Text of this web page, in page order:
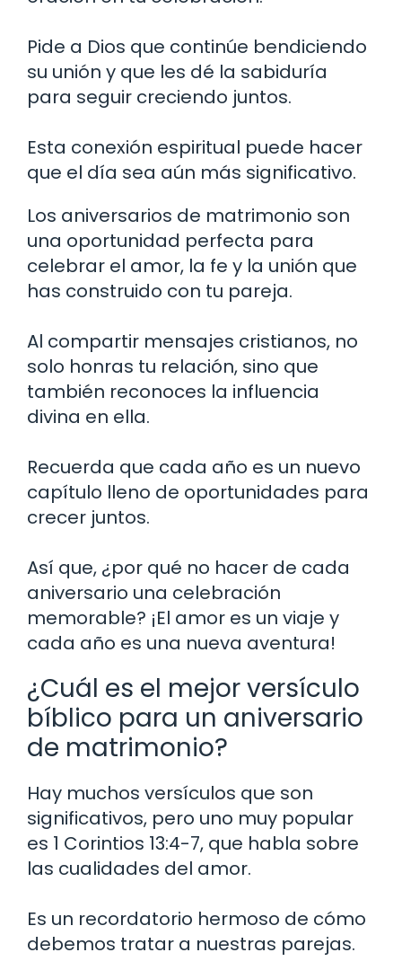
Pide a Dios que continúe bendiciendo
su unión y que les dé la sabiduría
para seguir creciendo juntos.
Esta conexión espiritual puede hacer
que el día sea aún más significativo.
Los aniversarios de matrimonio son
una oportunidad perfecta para
celebrar el amor, la fe y la unión que
has construido con tu pareja.
Al compartir mensajes cristianos, no
solo honras tu relación, sino que
también reconoces la influencia
divina en ella.
Recuerda que cada año es un nuevo
capítulo lleno de oportunidades para
crecer juntos.
Así que, ¿por qué no hacer de cada
aniversario una celebración
memorable? ¡El amor es un viaje y
cada año es una nueva aventura!
¿Cuál es el mejor versículo
bíblico para un aniversario
de matrimonio?
Hay muchos versículos que son
significativos, pero uno muy popular
es 1 Corintios 13:4-7, que habla sobre
las cualidades del amor.
Es un recordatorio hermoso de cómo
debemos tratar a nuestras parejas.